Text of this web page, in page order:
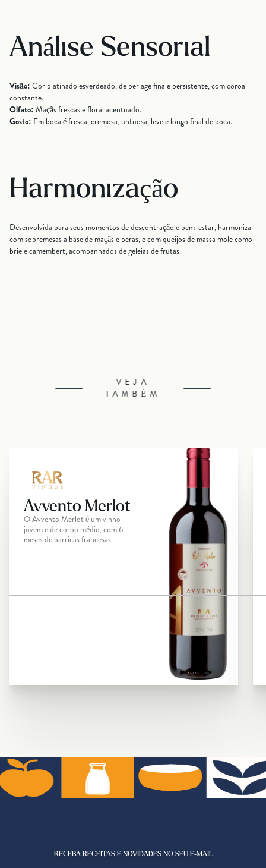
Análise Sensorial
Visão: Cor platinado esverdeado, de perlage fina e persistente, com coroa
constante.
Olfato: Maçãs frescas e floral acentuado.
Gosto: Em boca é fresca, cremosa, untuosa, leve e longo final de boca.
Harmonização
Desenvolvida para seus momentos de descontração e bem-estar, harmoniza
com sobremesas a base de maçãs e peras, e com queijos de massa mole como
brie e camembert, acompanhados de geleias de frutas.
VEJA
TAMBÉM
Avvento Merlot
O Avvento Merlot é um vinho
jovem e de corpo médio, com 6
meses de barricas francesas.
RECEBA RECEITAS E NOVIDADES NO SEU E-MAIL